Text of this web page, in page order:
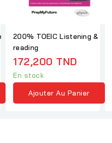
200% TOEIC Listening &
reading
172,200 TND
En stock
Ajouter Au Panier